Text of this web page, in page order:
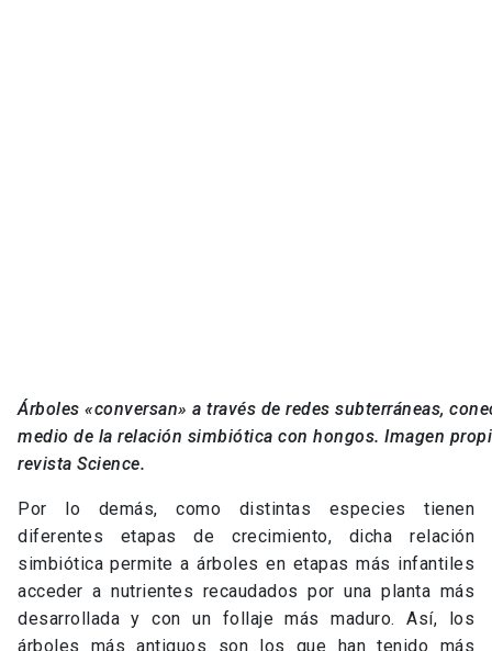
demostraron que, por medio de las micorrizas,
distintas especies (como abetos y abedules) envían
carbono a sus vecinos cuando éstos -dependiendo de
individuos de un ecosistema», explicaría Simard en su
ponencia.
Otro descubrimiento hecho por el equipo de Simard es
que, dada la alternativa de colaborar con diferentes
especies, un árbol reconocerá y preferirá plantones